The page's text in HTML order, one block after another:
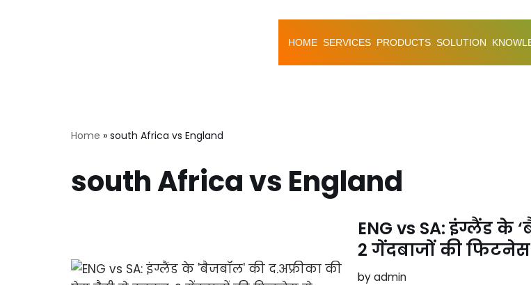
HOME SERVICES PRODUCTS SOLUTION
Home » south Africa vs England
south Africa vs England
ENG vs SA: इंग्लैंड के
2 गेंदबाजों की
byadmin